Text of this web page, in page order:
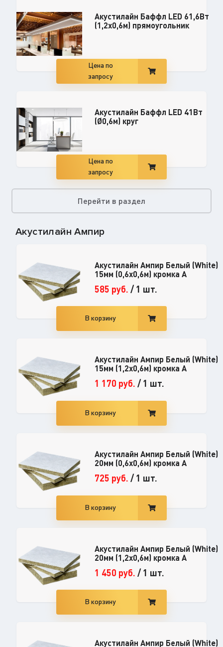
Акустилайн Баффл LED 61,6Вт
(1,2х0,6м) прямоугольник
Цена по
запросу
Акустилайн Баффл LED 41Вт
(Ø0,6м) круг
Цена по
запросу
Перейти в раздел
Акустилайн Ампир
Акустилайн Ампир Белый (White)
15мм (0,6x0,6м) кромка А
585 руб. /1 шт.
В корзину
Акустилайн Ампир Белый (White)
15мм (1,2x0,6м) кромка А
1 170 руб. /1 шт.
В корзину
Акустилайн Ампир Белый (White)
20мм (0,6x0,6м) кромка А
725 руб. /1 шт.
В корзину
Акустилайн Ампир Белый (White)
20мм (1,2x0,6м) кромка А
1 450 руб. /1 шт.
В корзину
Акустилайн Ампир Белый (White)